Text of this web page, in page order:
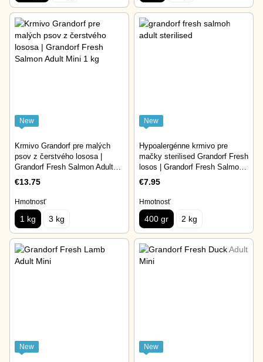
New
Krmivo Grandorf pre malých
psov z čerstvého lososa |
Grandorf Fresh Salmon Adult
Mini 1 kg
€13.75
Hmotnosť
1 kg 3 kg
New
Hypoalergénne krmivo pre
mačky sterilised Grandorf Fresh
losos | Grandorf Fresh Salmon
Adult Sterilised 400 gr
€7.95
Hmotnosť
400 gr 2 kg
New New